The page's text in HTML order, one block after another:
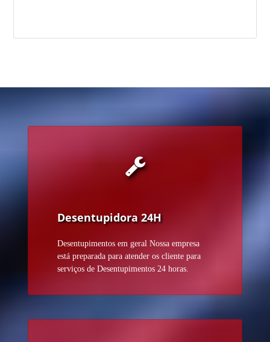
Desentupidora 24H
Desentupimentos em geral Nossa empresa
está preparada para atender os cliente para
serviços de Desentupimentos 24 horas.